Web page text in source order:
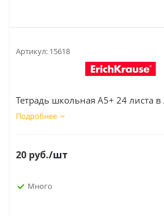
Артикул: 15618
Тетрадь школьная А5+ 24 листа в
Подробнее
20 руб./шт
Много